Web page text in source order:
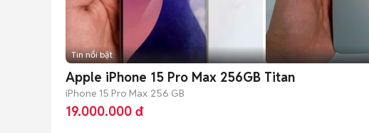
Tin nổi bật
Apple iPhone 15 Pro Max 256GB Titan
iPhone 15 Pro Max 256 GB
19.000.000 đ